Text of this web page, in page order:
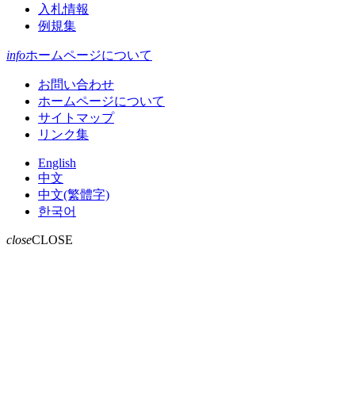
入札情報
例規集
infoホームページについて
お問い合わせ
ホームページについて
サイトマップ
リンク集
English
中文
中文(繁體字)
한국어
closeCLOSE